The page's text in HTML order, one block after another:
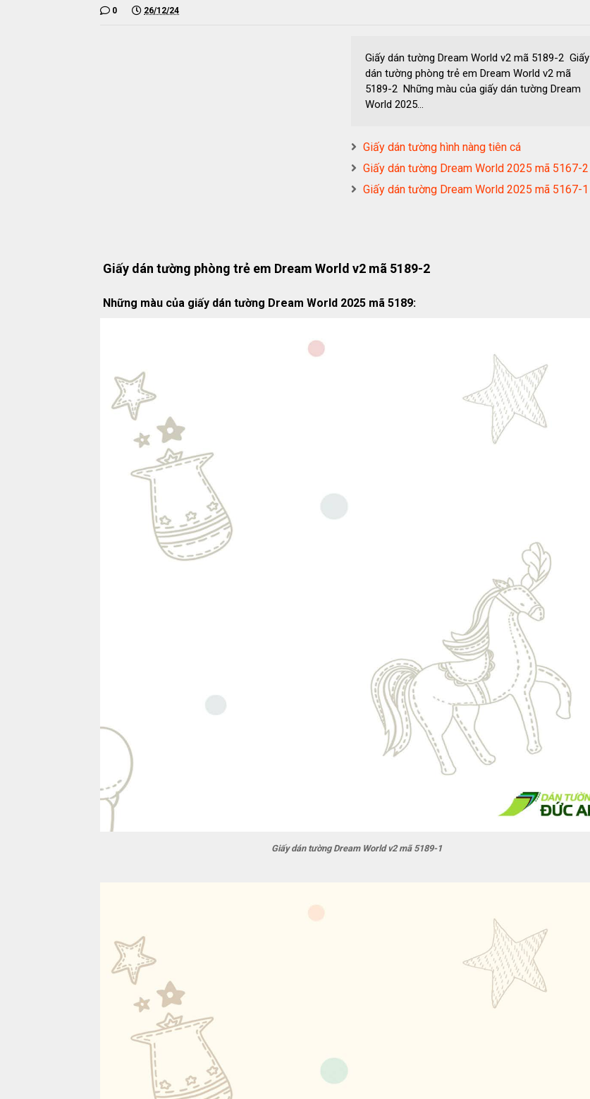
0 26/12/24
Giấy dán tường Dream World v2 mã 5189-2 Giấy
dán tường phòng trẻ em Dream World v2 mã
5189-2 Những màu của giấy dán tường Dream
World 2025...
Giấy dán tường hình nàng tiên cá
Giấy dán tường Dream World 2025 mã 5167-2
Giấy dán tường Dream World 2025 mã 5167-1
Giấy dán tường phòng trẻ em Dream World v2 mã 5189-2
Những màu của giấy dán tường Dream World 2025 mã 5189:
Giấy dán tường Dream World v2 mã 5189-1